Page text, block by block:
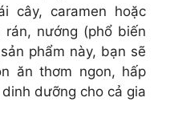
cây, caramen hoặc
nướng (phổ biến
phẩm này, bạn sẽ
ăn thơm ngon, hấp
dưỡng cho cả gia